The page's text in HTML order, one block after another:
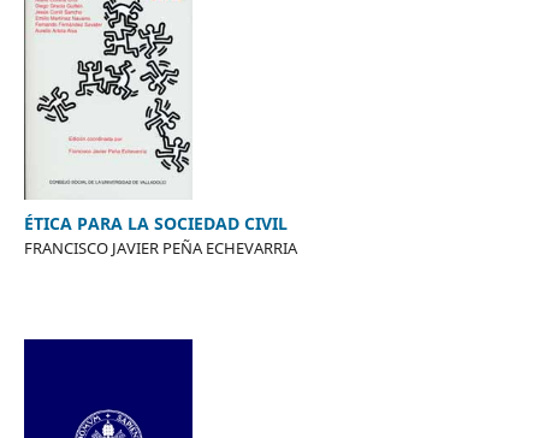
ÉTICA PARA LA SOCIEDAD CIVIL
FRANCISCO JAVIER PEÑA ECHEVARRIA